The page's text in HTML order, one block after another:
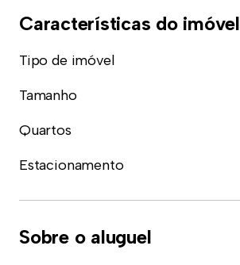
Características do imóvel
Tipo de imóvel
Tamanho
Quartos
Estacionamento
Sobre o aluguel